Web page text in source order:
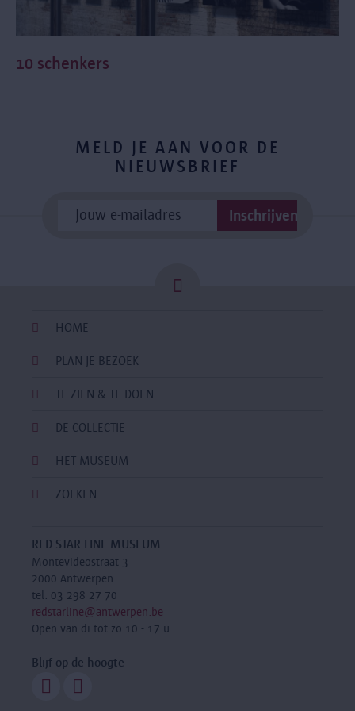
10 schenkers
MELD JE AAN VOOR DE
NIEUWSBRIEF
HOME
PLAN JE BEZOEK
TE ZIEN & TE DOEN
DE COLLECTIE
HET MUSEUM
ZOEKEN
RED STAR LINE MUSEUM
Montevideostraat 3
2000 Antwerpen
tel. 03 298 27 70
redstarline@antwerpen.be
Open van di tot zo 10 - 17 u.
Blijf op de hoogte